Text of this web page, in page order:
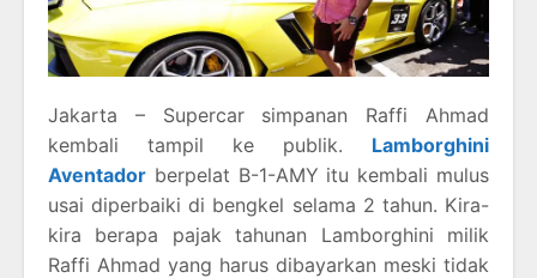
Jakarta – Supercar simpanan Raffi Ahmad
kembali tampil ke publik. Lamborghini
Aventador berpelat B-1-AMY itu kembali mulus
usai diperbaiki di bengkel selama 2 tahun. Kira-
kira berapa pajak tahunan Lamborghini milik
Raffi Ahmad yang harus dibayarkan meski tidak